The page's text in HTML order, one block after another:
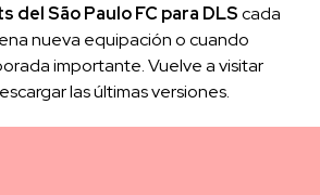
del São Paulo FC para DLScada
nueva equipación o cuando
importante. Vuelve a visitar
las últimas versiones.